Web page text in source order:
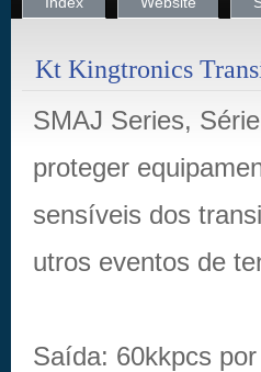
Kt Kingtronics
SMAJ Series,
proteger
sensíveis dos
utros eventos de
Saída: 60kkpcs